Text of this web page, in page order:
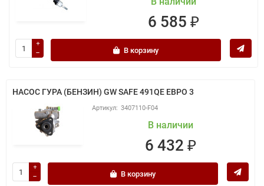
6 585 ₽
В корзину
НАСОС ГУРА (БЕНЗИН) GW SAFE 491QE ЕВРО 3
3407110-F04
В наличии
6 432 ₽
В корзину